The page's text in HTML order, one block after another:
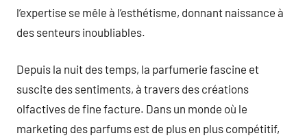
l’expertise se mêle à l’esthétisme, donnant naissance à
des senteurs inoubliables.
Depuis la nuit des temps, la parfumerie fascine et
suscite des sentiments, à travers des créations
olfactives de fine facture. Dans un monde où le
marketing des parfums est de plus en plus compétitif,